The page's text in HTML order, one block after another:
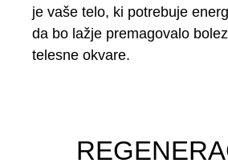
je vaše telo, ki potrebuje
da bo lažje premagovalo
telesne okvare.